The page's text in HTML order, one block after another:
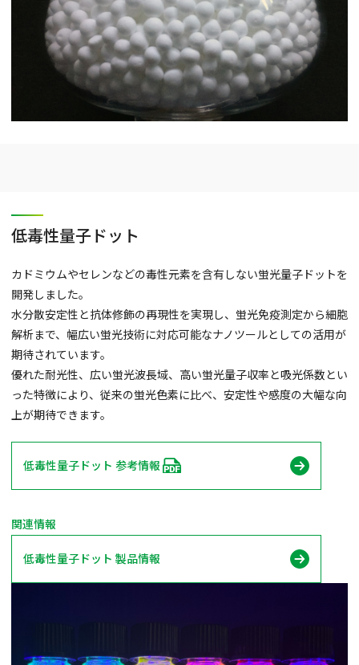
低毒性量子ドット
カドミウムやセレンなどの毒性元素を含有しない蛍光量子ドットを
開発しました。
水分散安定性と抗体修飾の再現性を実現し、蛍光免疫測定から細胞
解析まで、幅広い蛍光技術に対応可能なナノツールとしての活用が
期待されています。
優れた耐光性、広い蛍光波長域、高い蛍光量子収率と吸光係数とい
った特徴により、従来の蛍光色素に比べ、安定性や感度の大幅な向
上が期待できます。
低毒性量子ドット 参考情報
関連情報
低毒性量子ドット 製品情報